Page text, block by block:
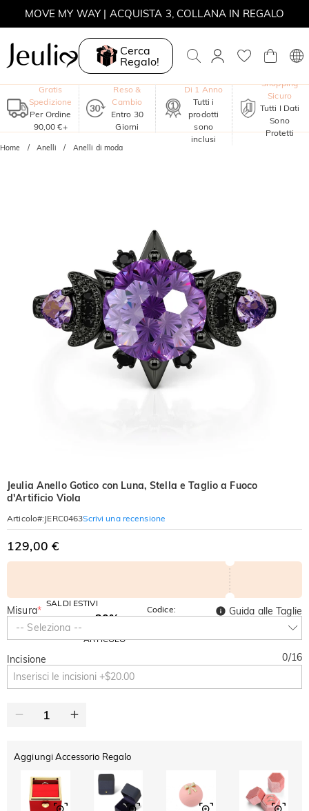
MOVE MY WAY | ACQUISTA 3, COLLANA IN REGALO
Cerca
Regalo!
Gratis
Spedizione
Per Ordine
90,00 €+
Reso &
Cambio
Entro 30
Giorni
Di 1 Anno
Tutti i
prodotti
sono
inclusi
Shopping
Sicuro
Tutti I Dati
Sono
Protetti
Home Anelli Anelli di moda
Jeulia Anello Gotico con Luna, Stella e Taglio a Fuoco
d'Artificio Viola
Articolo#: JERC0463Scrivi una recensione
129,00 €
SALDI ESTIVI
-10%
SU TUTTO
-30%
ARTICOLO
Codice:
SUMMER
Misura*
-- Seleziona --
Guida alle Taglie
Incisione 0/16
Aggiungi Accessorio Regalo